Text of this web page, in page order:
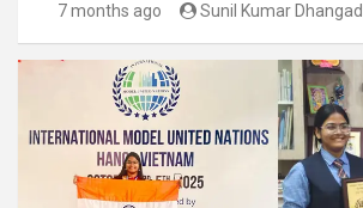
7 months ago Sunil Kumar